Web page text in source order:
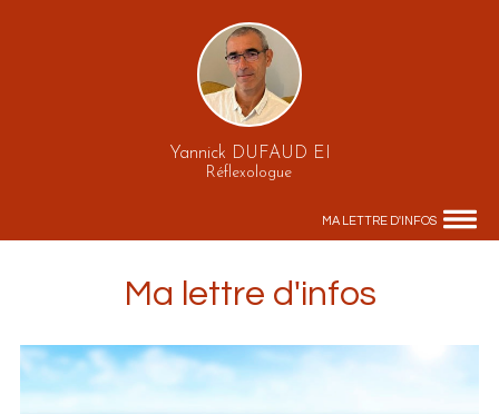
Yannick DUFAUD EI
Réflexologue
MA LETTRE D'INFOS
Ma lettre d'infos